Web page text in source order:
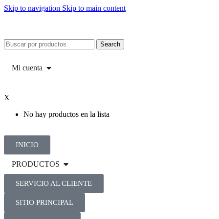
Skip to navigation Skip to main content
Search
Mi cuenta
X
No hay productos en la lista
INICIO
PRODUCTOS
SERVICIO AL CLIENTE
SITIO PRINCIPAL